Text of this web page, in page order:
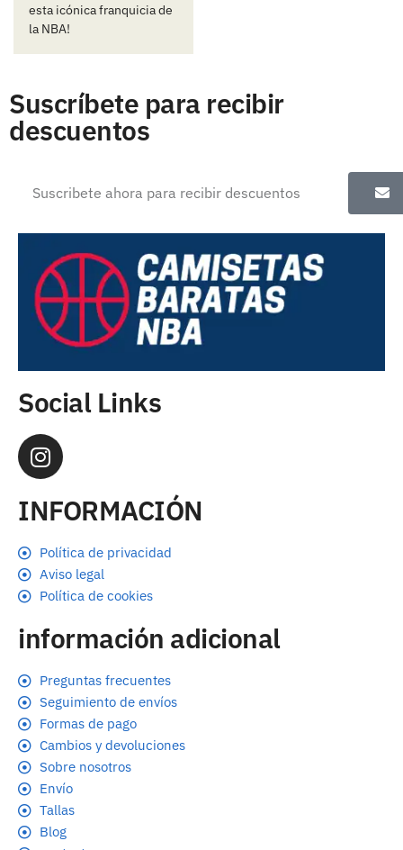
esta icónica franquicia de
la NBA!
Suscríbete para recibir
descuentos
Social Links
INFORMACIÓN
Política de privacidad
Aviso legal
Política de cookies
información adicional
Preguntas frecuentes
Seguimiento de envíos
Formas de pago
Cambios y devoluciones
Sobre nosotros
Envío
Tallas
Blog